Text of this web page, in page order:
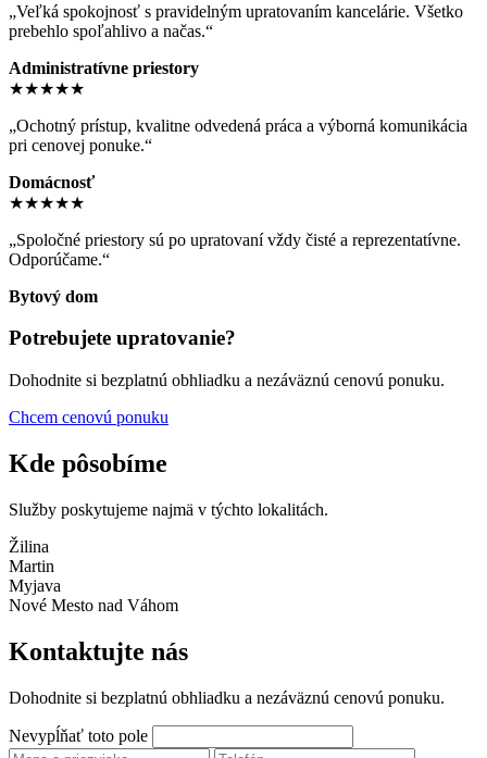
„Veľká spokojnosť s pravidelným upratovaním kancelárie. Všetko
prebehlo spoľahlivo a načas.“
Administratívne priestory
★★★★★
„Ochotný prístup, kvalitne odvedená práca a výborná komunikácia
pri cenovej ponuke.“
Domácnosť
★★★★★
„Spoločné priestory sú po upratovaní vždy čisté a reprezentatívne.
Odporúčame.“
Bytový dom
Potrebujete upratovanie?
Dohodnite si bezplatnú obhliadku a nezáväznú cenovú ponuku.
Chcem cenovú ponuku
Kde pôsobíme
Služby poskytujeme najmä v týchto lokalitách.
Žilina
Martin
Myjava
Nové Mesto nad Váhom
Kontaktujte nás
Dohodnite si bezplatnú obhliadku a nezáväznú cenovú ponuku.
Nevypĺňať toto pole